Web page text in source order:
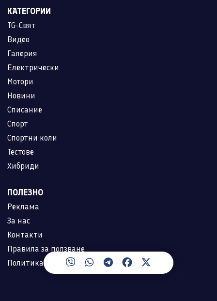
КАТЕГОРИИ
TG-Свят
Видео
Галерия
Електрически
Мотори
Новини
Списание
Спорт
Спортни коли
Тестове
Хибриди
ПОЛЕЗНО
Реклама
За нас
Контакти
Правила за ползване
Политика за лични данни